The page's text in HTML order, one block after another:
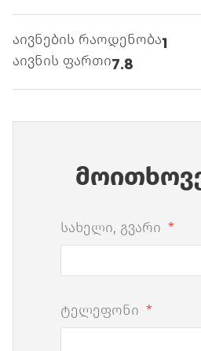
აივნების რაოდენობა1
აივნის ფართი7.8
სახელი, გვარი
ტელეფონი